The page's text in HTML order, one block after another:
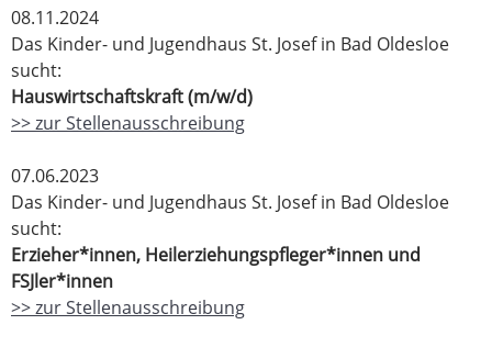
08.11.2024
Das Kinder- und Jugendhaus St. Josef in Bad Oldesloe
sucht:
Hauswirtschaftskraft (m/w/d)
>> zur Stellenausschreibung
07.06.2023
Das Kinder- und Jugendhaus St. Josef in Bad Oldesloe
sucht:
Erzieher*innen, Heilerziehungspfleger*innen und
FSJler*innen
>> zur Stellenausschreibung